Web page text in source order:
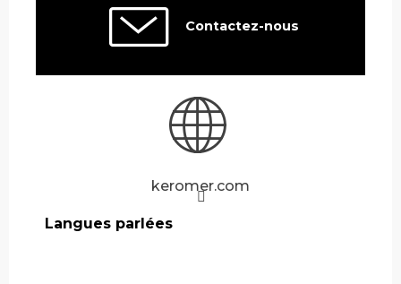
Contactez-nous
keromer.com
Langues parlées
Langues parlées